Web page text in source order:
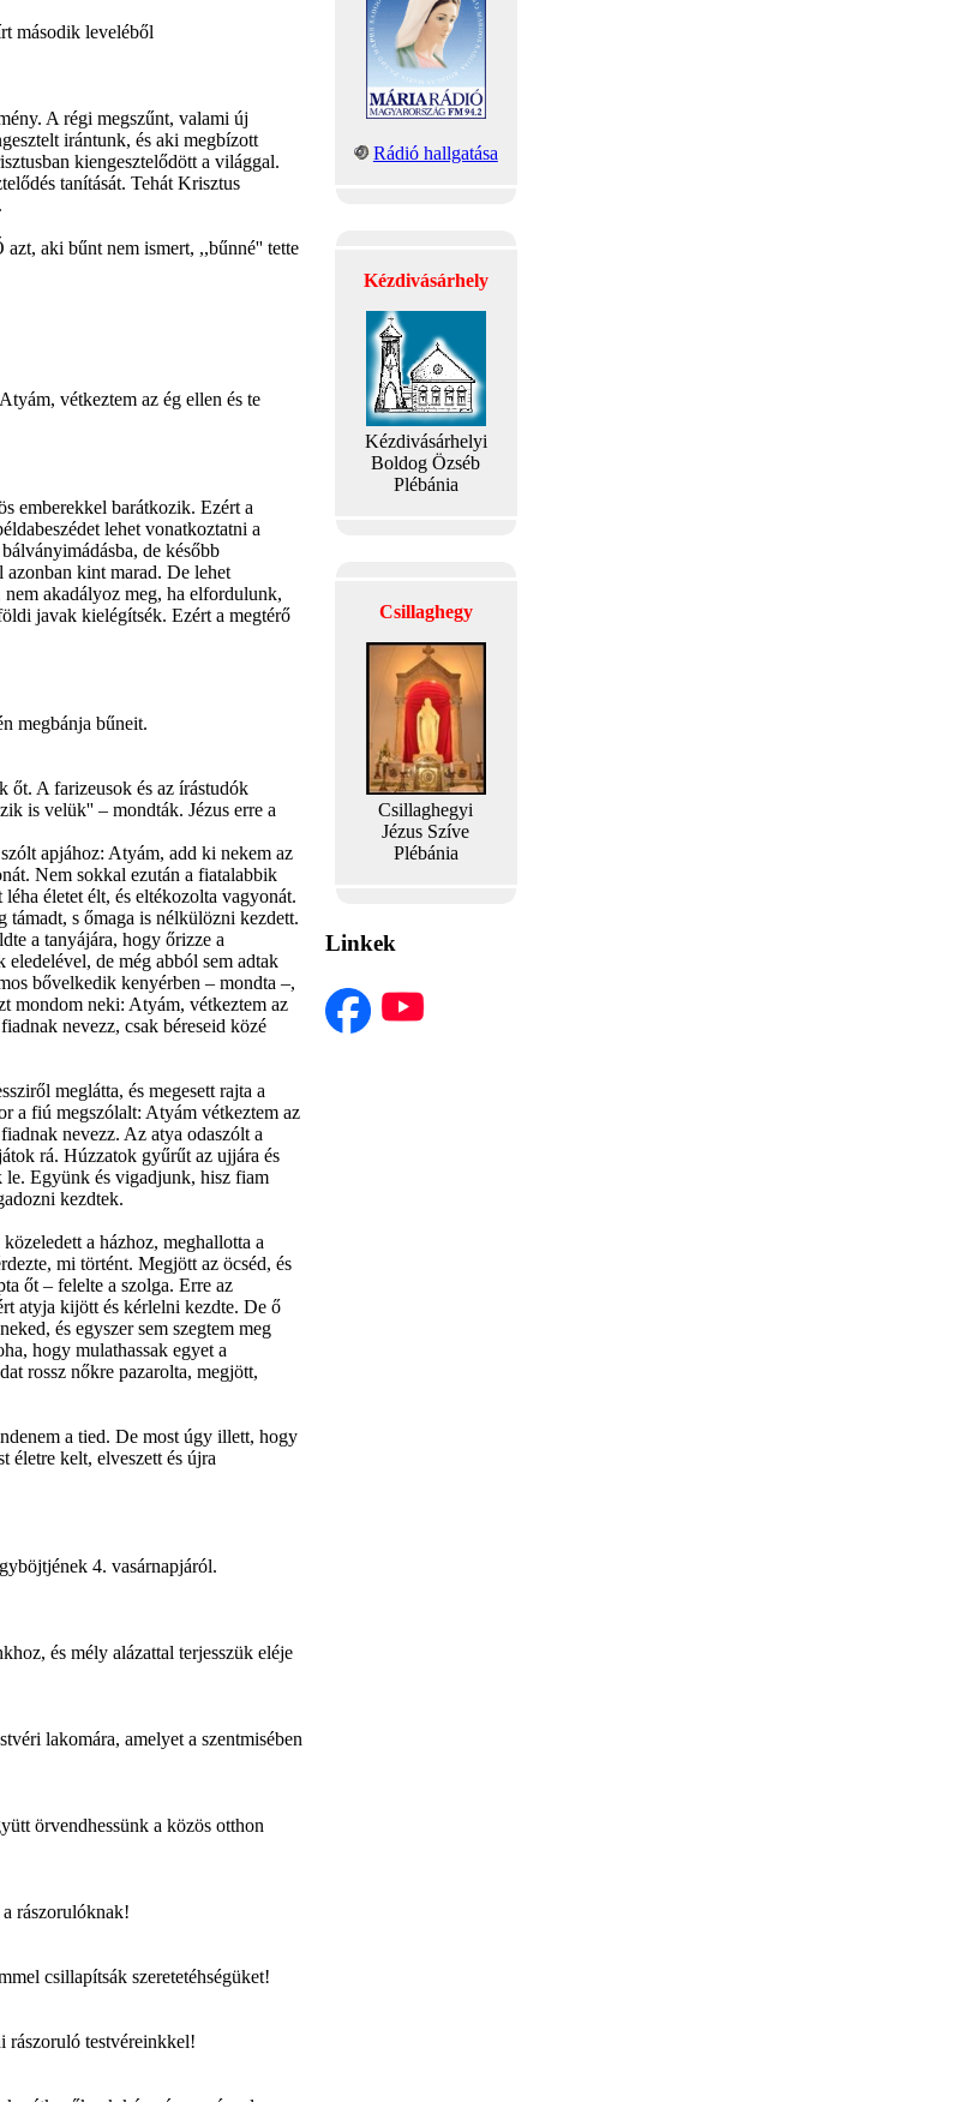
második leveléből
A régi megszűnt, valami új
irántunk, és aki megbízott
kiengesztelődött a világgal.
tanítását. Tehát Krisztus
aki bűnt nem ismert, ,,bűnné'' tette
vétkeztem az ég ellen és te
emberekkel barátkozik. Ezért a
lehet vonatkoztatni a
de később
azonban kint marad. De lehet
nem akadályoz meg, ha elfordulunk,
javak kielégítsék. Ezért a megtérő
megbánja bűneit.
őt. A farizeusok és az írástudók
is velük'' – mondták. Jézus erre a
apjához: Atyám, add ki nekem az
Nem sokkal ezután a fiatalabbik
életet élt, és eltékozolta vagyonát.
támadt, s őmaga is nélkülözni kezdett.
a tanyájára, hogy őrizze a
eledelével, de még abból sem adtak
bővelkedik kenyérben – mondta –,
mondom neki: Atyám, vétkeztem az
nevezz, csak béreseid közé
meglátta, és megesett rajta a
a fiú megszólalt: Atyám vétkeztem az
nevezz. Az atya odaszólt a
rá. Húzzatok gyűrűt az ujjára és
le. Együnk és vigadjunk, hisz fiam
kezdtek.
a házhoz, meghallotta a
mi történt. Megjött az öcséd, és
őt – felelte a szolga. Erre az
atyja kijött és kérlelni kezdte. De ő
és egyszer sem szegtem meg
hogy mulathassak egyet a
rossz nőkre pazarolta, megjött,
a tied. De most úgy illett, hogy
életre kelt, elveszett és újra
4. vasárnapjáról.
és mély alázattal terjesszük eléje
lakomára, amelyet a szentmisében
örvendhessünk a közös otthon
rászorulóknak!
csillapítsák szeretetéhségüket!
testvéreinkkel!
Rádió hallgatása
Kézdivásárhely
Kézdivásárhelyi
Boldog Özséb
Plébánia
Csillaghegy
Csillaghegyi
Jézus Szíve
Plébánia
Linkek